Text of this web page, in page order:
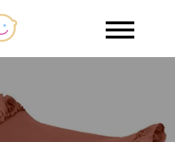
Babybom
Allt kring barn